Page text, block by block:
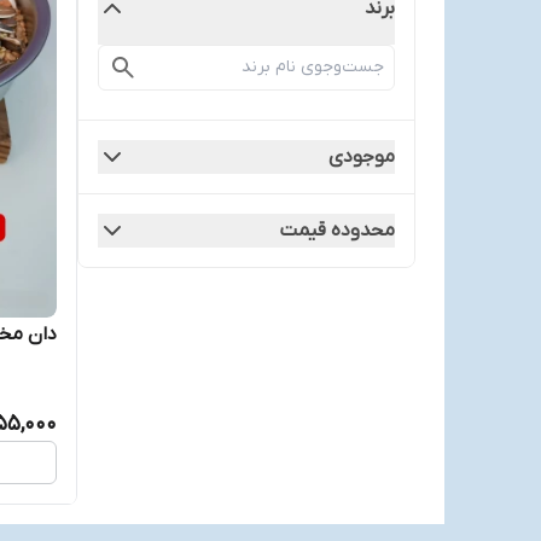
برند
موجودی
محدوده قیمت
دان